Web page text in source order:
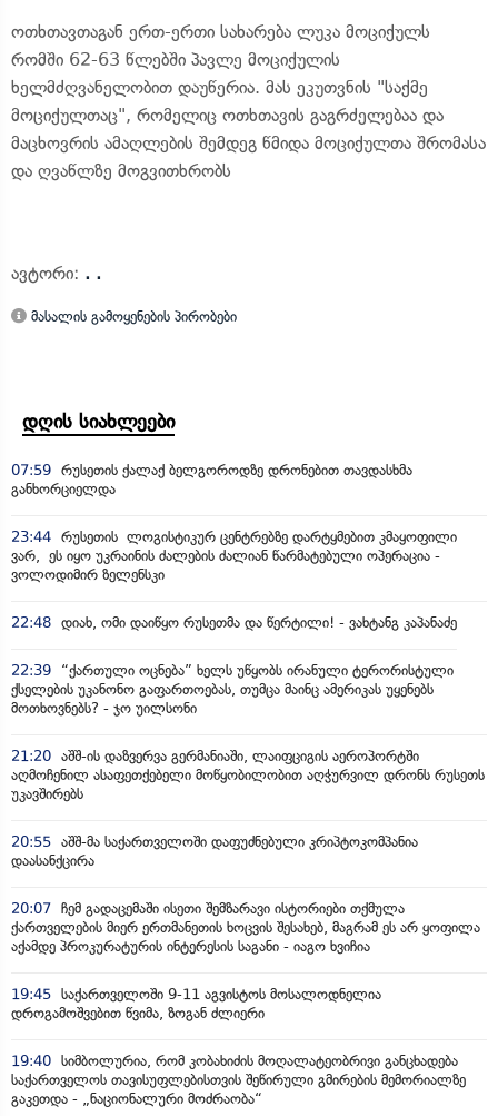
ოთხთავთაგან ერთ-ერთი სახარება ლუკა მოციქულს
რომში 62-63 წლებში პავლე მოციქულის
ხელმძღვანელობით დაუწერია. მას ეკუთვნის "საქმე
მოციქულთაც", რომელიც ოთხთავის გაგრძელებაა და
მაცხოვრის ამაღლების შემდეგ წმიდა მოციქულთა შრომასა
და ღვაწლზე მოგვითხრობს
ავტორი: . .
მასალის გამოყენების პირობები
დღის სიახლეები
07:59 რუსეთის ქალაქ ბელგოროდზე დრონებით თავდასხმა
განხორციელდა
23:44 რუსეთის ლოგისტიკურ ცენტრებზე დარტყმებით კმაყოფილი
ვარ, ეს იყო უკრაინის ძალების ძალიან წარმატებული ოპერაცია -
ვოლოდიმირ ზელენსკი
22:48 დიახ, ომი დაიწყო რუსეთმა და წერტილი! - ვახტანგ კაპანაძე
22:39
“ქართული ოცნება” ხელს უწყობს ირანული ტერორისტული
ქსელების უკანონო გაფართოებას, თუმცა მაინც ამერიკას უყენებს
მოთხოვნებს? - ჯო უილსონი
21:20 აშშ-ის დაზვერვა გერმანიაში, ლაიფციგის აეროპორტში
აღმოჩენილ ასაფეთქებელი მოწყობილობით აღჭურვილ დრონს რუსეთს
უკავშირებს
20:55 აშშ-მა საქართველოში დაფუძნებული კრიპტოკომპანია
დაასანქცირა
20:07 ჩემ გადაცემაში ისეთი შემზარავი ისტორიები თქმულა
ქართველების მიერ ერთმანეთის ხოცვის შესახებ, მაგრამ ეს არ ყოფილა
აქამდე პროკურატურის ინტერესის საგანი - იაგო ხვიჩია
19:45 საქართველოში 9-11 აგვისტოს მოსალოდნელია
დროგამოშვებით წვიმა, ზოგან ძლიერი
19:40 სიმბოლურია, რომ კობახიძის მოღალატეობრივი განცხადება
საქართველოს თავისუფლებისთვის შეწირული გმირების მემორიალზე
გაკეთდა - „ნაციონალური მოძრაობა“